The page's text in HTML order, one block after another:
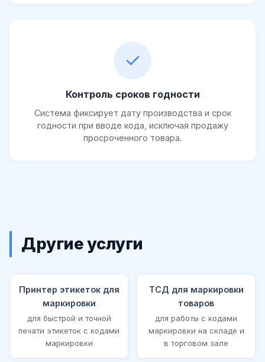
✓
Контроль сроков годности
Система фиксирует дату производства и срок
годности при вводе кода, исключая продажу
просроченного товара.
Другие услуги
Принтер этикеток для
маркировки
для быстрой и точной
печати этикеток с кодами
маркировки
ТСД для маркировки
товаров
для работы с кодами
маркировки на складе и
в торговом зале